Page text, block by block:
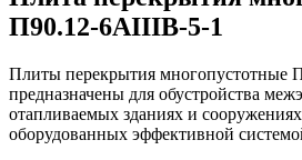
П90.12-6АIIIВ-5-1
Плиты перекрытия многопустотные
предназначены для обустройства
отапливаемых зданиях и
оборудованных эффективной